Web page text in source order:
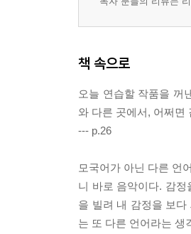
책 속으로
오늘 연습할 작품을 꺼
와 다른 곳에서, 어쩌면
--- p.26
모국어가 아닌 다른 언
니 바로 음악이다. 감
을 빌려 내 감정을 보
는 또 다른 언어라는 생